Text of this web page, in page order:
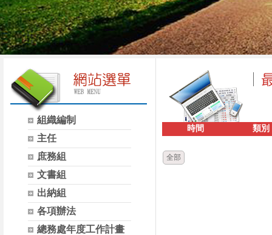
組織編制
主任
庶務組
文書組
出納組
各項辦法
總務處年度工作計畫
時間 類別
全部